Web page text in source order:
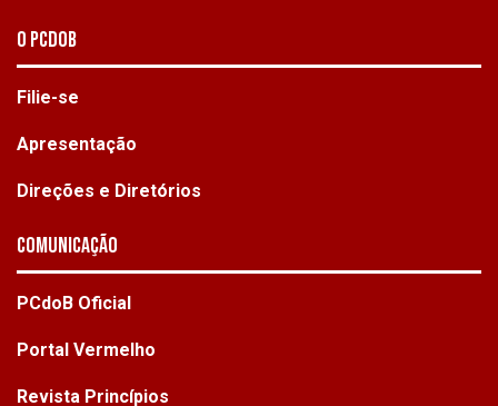
O PCdoB
Filie-se
Apresentação
Direções e Diretórios
Comunicação
PCdoB Oficial
Portal Vermelho
Revista Princípios